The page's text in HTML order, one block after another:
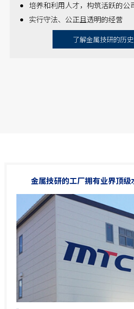
培养和利用人才，构筑活跃的公
实行守法、公正且透明的经营
了解金属技研的历史
金属技研的工厂拥有业界顶